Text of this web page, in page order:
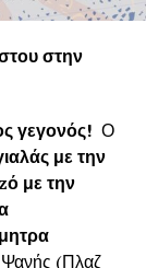
και
του
από το
Υπουργείο
και
στην
γεγονός! Ο
με την
ό με την
(Πλαζ